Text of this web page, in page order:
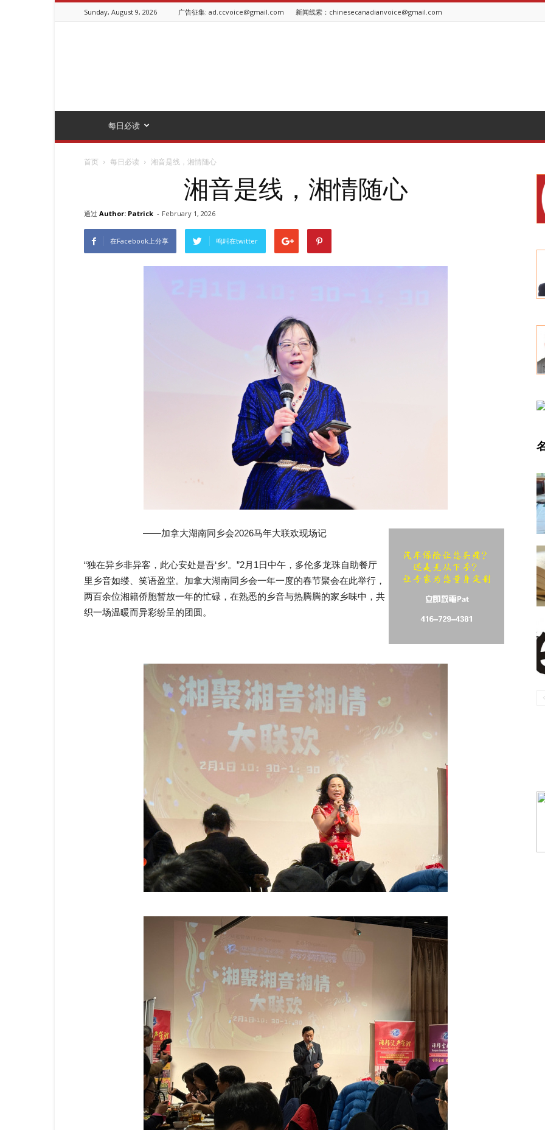
Sunday, August 9, 2026 广告征集: ad.ccvoice@gmail.com 新闻线索：chinesecanadianvoice@gmail.com
每日必读
首页 每日必读 湘音是线，湘情随心
湘音是线，湘情随心
通过 Author: Patrick - February 1, 2026
在Facebook上分享 鸣叫在twitter
——加拿大湖南同乡会2026马年大联欢现场记
“独在异乡非异客，此心安处是吾‘乡’。”2月1日中午，多伦多龙珠自助餐厅
里乡音如缕、笑语盈堂。加拿大湖南同乡会一年一度的春节聚会在此举行，
两百余位湘籍侨胞暂放一年的忙碌，在熟悉的乡音与热腾腾的家乡味中，共
织一场温暖而异彩纷呈的团圆。